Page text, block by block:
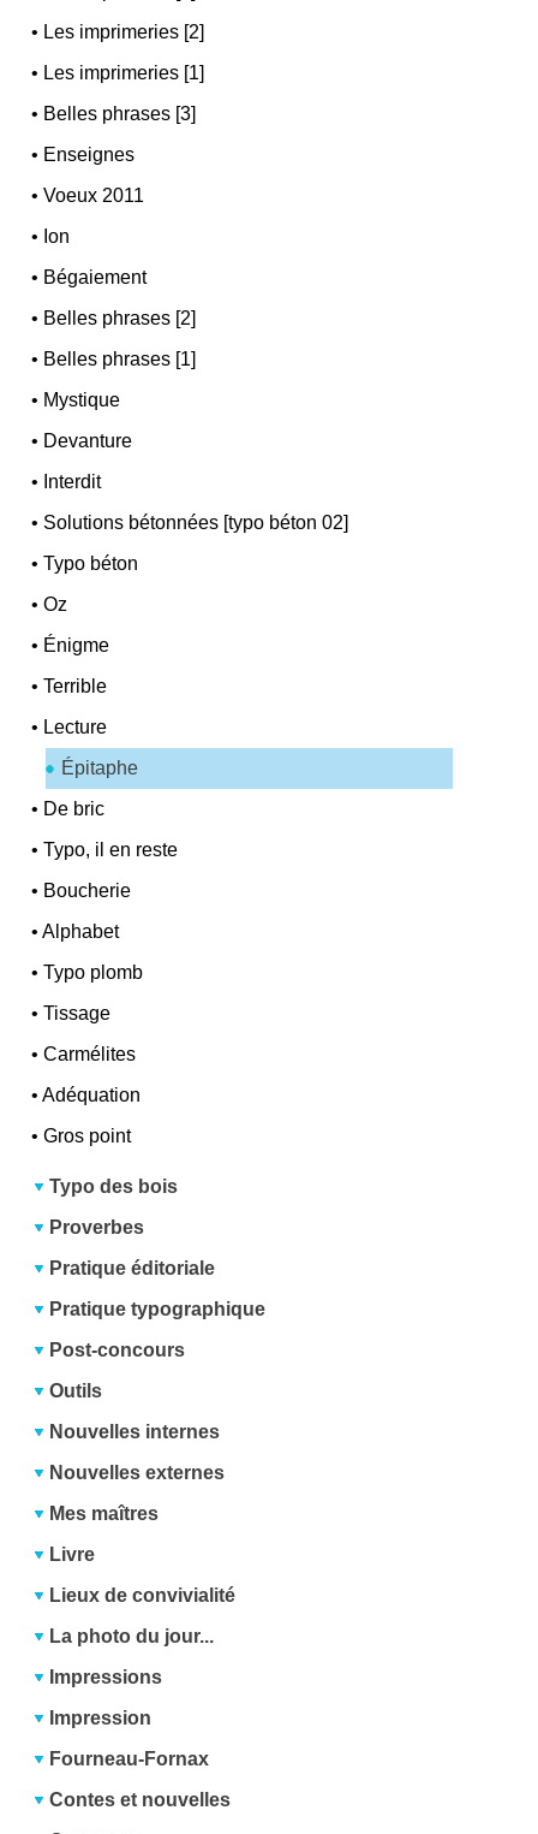
• Les imprimeries [2]
• Les imprimeries [1]
• Belles phrases [3]
• Enseignes
•Voeux 2011
• Ion
• Bégaiement
• Belles phrases [2]
• Belles phrases [1]
• Mystique
• Devanture
• Interdit
• Solutions bétonnées [typo béton 02]
•Typo béton
•Oz
• Énigme
•Terrible
• Lecture
Épitaphe
• De bric
•Typo, il en reste
• Boucherie
•Alphabet
•Typo plomb
•Tissage
•Carmélites
•Adéquation
•Gros point
Typo des bois
Proverbes
Pratique éditoriale
Pratique typographique
Post-concours
Outils
Nouvelles internes
Nouvelles externes
Mes maîtres
Livre
Lieux de convivialité
La photo du jour...
Impressions
Impression
Fourneau-Fornax
Contes et nouvelles